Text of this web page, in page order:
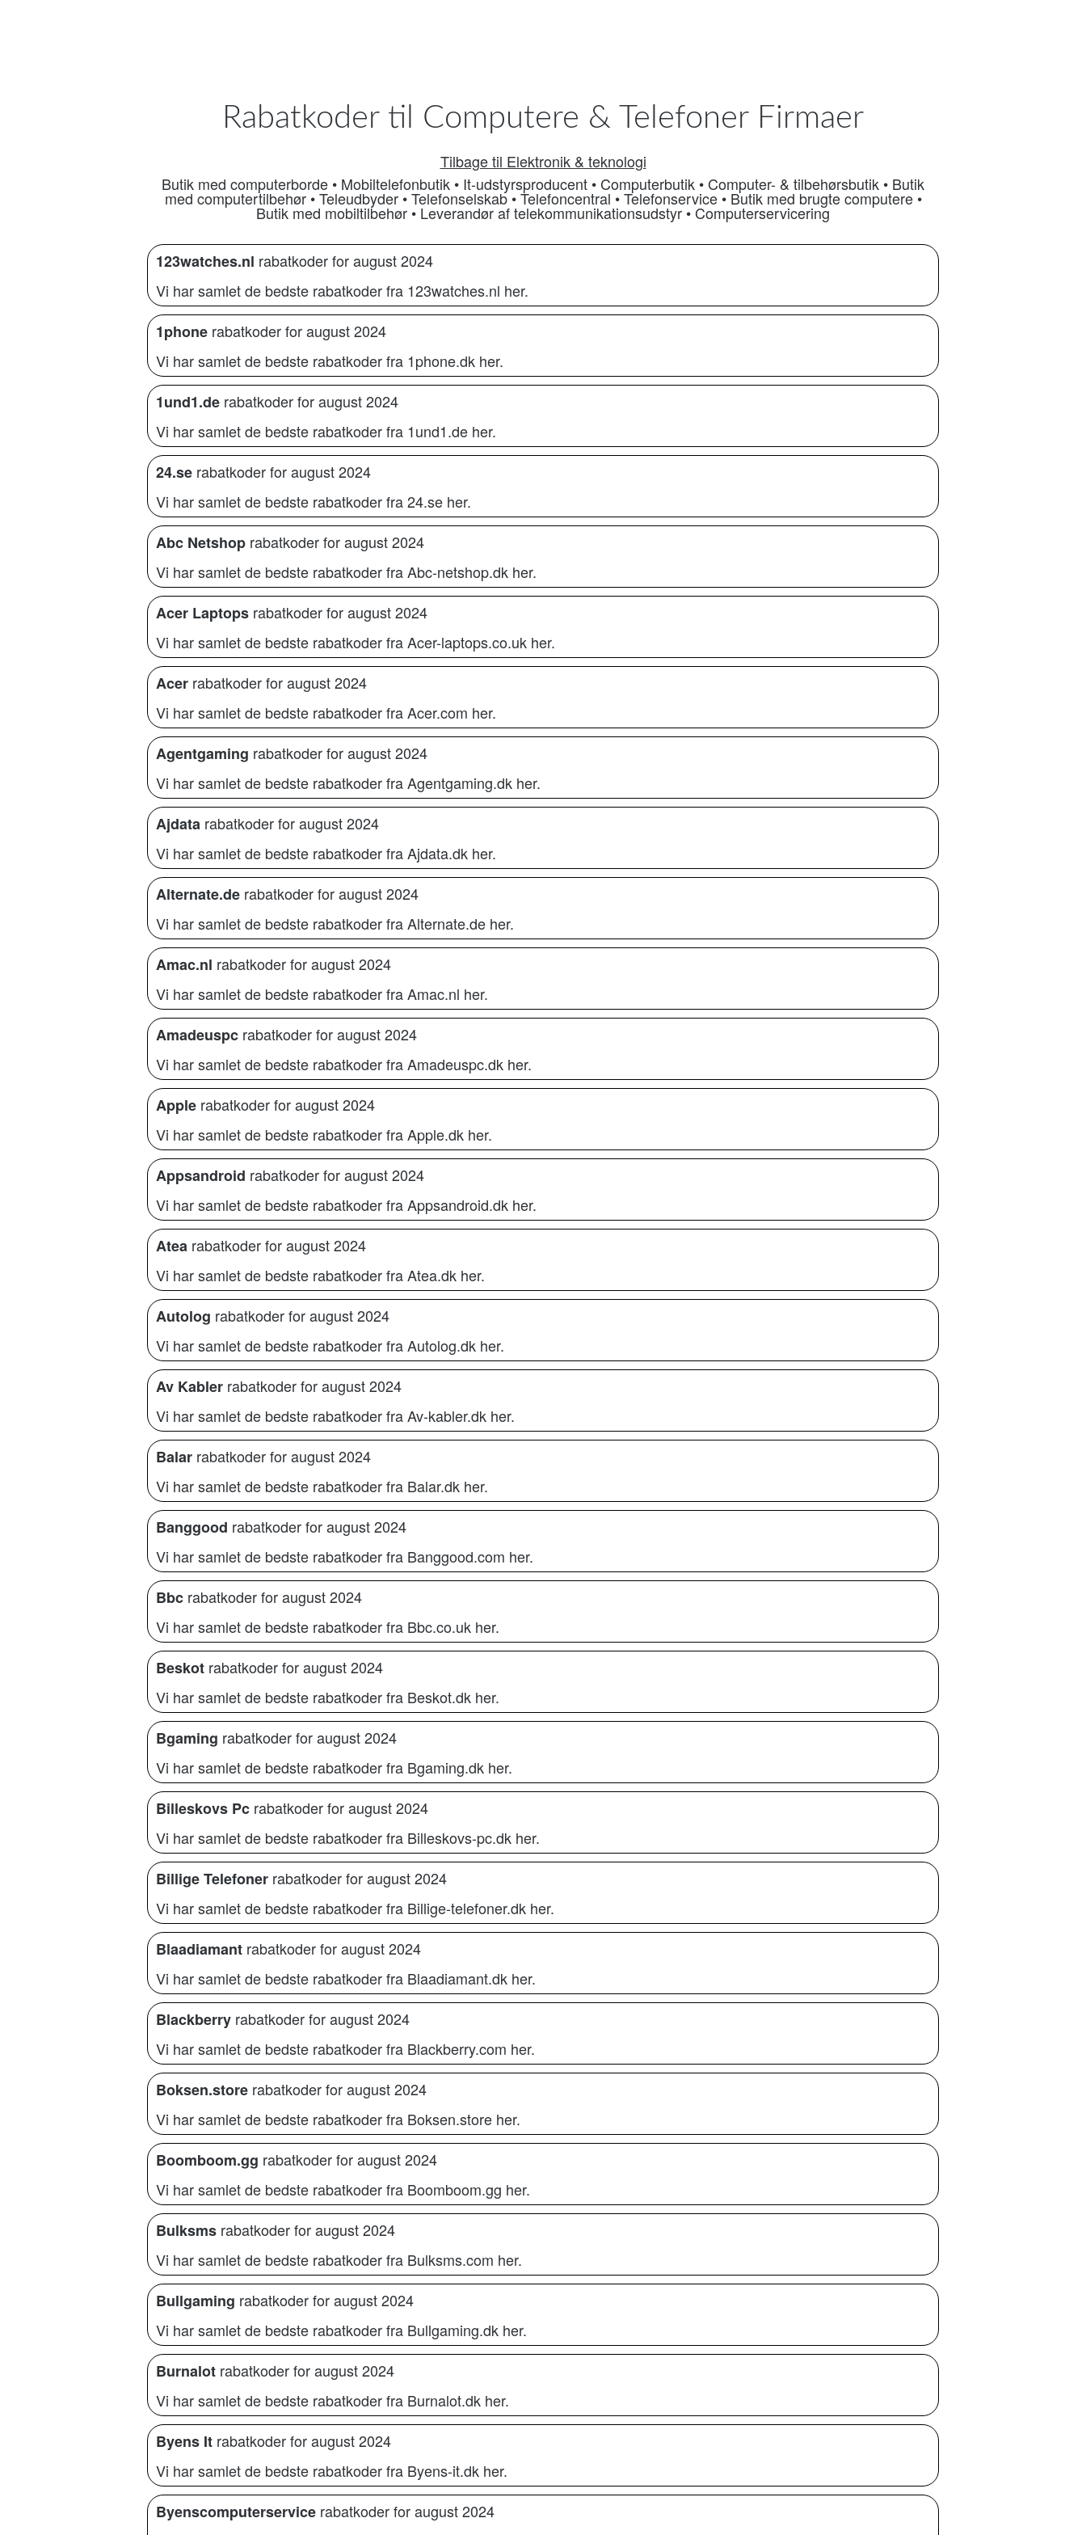
Rabatkoder til Computere & Telefoner Firmaer
Tilbage til Elektronik & teknologi
Butik med computerborde • Mobiltelefonbutik • It-udstyrsproducent • Computerbutik • Computer- & tilbehørsbutik • Butik
med computertilbehør•Teleudbyder•Telefonselskab•Telefoncentral •Telefonservice• Butik med brugte computere•
Butik med mobiltilbehør • Leverandør af telekommunikationsudstyr • Computerservicering
123watches.nl rabatkoder for august 2024
Vi har samlet de bedste rabatkoder fra 123watches.nl her.
1phone rabatkoder for august 2024
Vi har samlet de bedste rabatkoder fra 1phone.dk her.
1und1.de rabatkoder for august 2024
Vi har samlet de bedste rabatkoder fra 1und1.de her.
24.se rabatkoder for august 2024
Vi har samlet de bedste rabatkoder fra 24.se her.
Abc Netshop rabatkoder for august 2024
Vi har samlet de bedste rabatkoder fra Abc-netshop.dk her.
Acer Laptops rabatkoder for august 2024
Vi har samlet de bedste rabatkoder fra Acer-laptops.co.uk her.
Acer rabatkoder for august 2024
Vi har samlet de bedste rabatkoder fra Acer.com her.
Agentgaming rabatkoder for august 2024
Vi har samlet de bedste rabatkoder fra Agentgaming.dk her.
Ajdata rabatkoder for august 2024
Vi har samlet de bedste rabatkoder fra Ajdata.dk her.
Alternate.de rabatkoder for august 2024
Vi har samlet de bedste rabatkoder fra Alternate.de her.
Amac.nl rabatkoder for august 2024
Vi har samlet de bedste rabatkoder fra Amac.nl her.
Amadeuspc rabatkoder for august 2024
Vi har samlet de bedste rabatkoder fra Amadeuspc.dk her.
Apple rabatkoder for august 2024
Vi har samlet de bedste rabatkoder fra Apple.dk her.
Appsandroid rabatkoder for august 2024
Vi har samlet de bedste rabatkoder fra Appsandroid.dk her.
Atea rabatkoder for august 2024
Vi har samlet de bedste rabatkoder fra Atea.dk her.
Autolog rabatkoder for august 2024
Vi har samlet de bedste rabatkoder fra Autolog.dk her.
Av Kabler rabatkoder for august 2024
Vi har samlet de bedste rabatkoder fra Av-kabler.dk her.
Balar rabatkoder for august 2024
Vi har samlet de bedste rabatkoder fra Balar.dk her.
Banggood rabatkoder for august 2024
Vi har samlet de bedste rabatkoder fra Banggood.com her.
Bbc rabatkoder for august 2024
Vi har samlet de bedste rabatkoder fra Bbc.co.uk her.
Beskot rabatkoder for august 2024
Vi har samlet de bedste rabatkoder fra Beskot.dk her.
Bgaming rabatkoder for august 2024
Vi har samlet de bedste rabatkoder fra Bgaming.dk her.
Billeskovs Pc rabatkoder for august 2024
Vi har samlet de bedste rabatkoder fra Billeskovs-pc.dk her.
Billige Telefoner rabatkoder for august 2024
Vi har samlet de bedste rabatkoder fra Billige-telefoner.dk her.
Blaadiamant rabatkoder for august 2024
Vi har samlet de bedste rabatkoder fra Blaadiamant.dk her.
Blackberry rabatkoder for august 2024
Vi har samlet de bedste rabatkoder fra Blackberry.com her.
Boksen.store rabatkoder for august 2024
Vi har samlet de bedste rabatkoder fra Boksen.store her.
Boomboom.gg rabatkoder for august 2024
Vi har samlet de bedste rabatkoder fra Boomboom.gg her.
Bulksms rabatkoder for august 2024
Vi har samlet de bedste rabatkoder fra Bulksms.com her.
Bullgaming rabatkoder for august 2024
Vi har samlet de bedste rabatkoder fra Bullgaming.dk her.
Burnalot rabatkoder for august 2024
Vi har samlet de bedste rabatkoder fra Burnalot.dk her.
Byens It rabatkoder for august 2024
Vi har samlet de bedste rabatkoder fra Byens-it.dk her.
Byenscomputerservice rabatkoder for august 2024